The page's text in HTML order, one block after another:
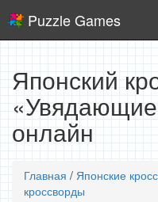
Puzzle Games
Японский
онлайн
Главная / Японские
кроссворды